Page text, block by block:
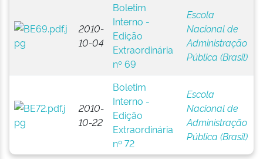
2010-
10-04
Boletim
Interno -
Edição
Extraordinária
nº 69
Escola
Nacional de
Administração
Pública (Brasil)
2010-
10-22
Boletim
Interno -
Edição
Extraordinária
nº 72
Escola
Nacional de
Administração
Pública (Brasil)